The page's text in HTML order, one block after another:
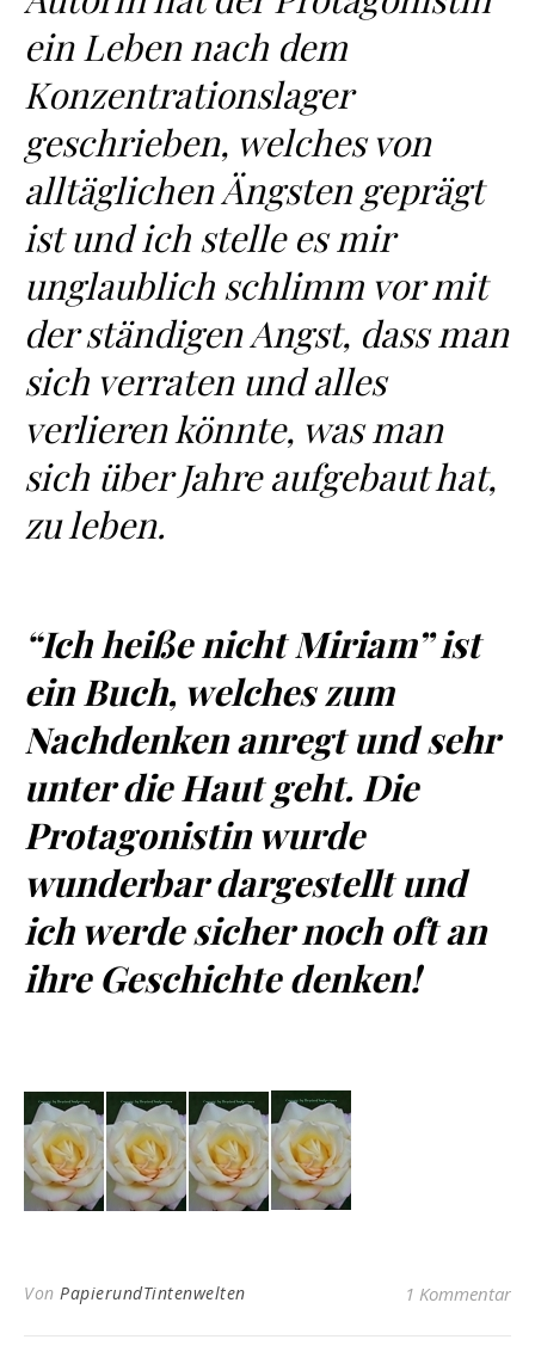
ein Leben nach dem
Konzentrationslager
geschrieben, welches von
alltäglichen Ängsten geprägt
ist und ich stelle es mir
unglaublich schlimm vor mit
der ständigen Angst, dass man
sich verraten und alles
verlieren könnte, was man
sich über Jahre aufgebaut hat,
zu leben.
“Ich heiße nicht Miriam” ist
ein Buch, welches zum
Nachdenken anregt und sehr
unter die Haut geht. Die
Protagonistin wurde
wunderbar dargestellt und
ich werde sicher noch oft an
ihre Geschichte denken!
Von PapierundTintenwelten 1 Kommentar